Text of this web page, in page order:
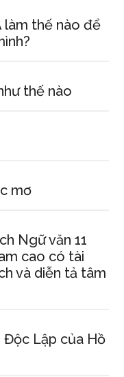
làm thế nào để
thế nào
mơ
Ngữ văn 11
cao có tài
và diễn tả tâm
Độc Lập của Hồ